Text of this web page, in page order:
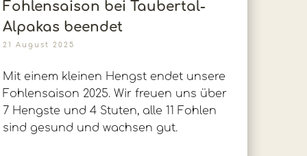
Fohlensaison bei Taubertal-
Alpakas beendet
21 August 2025
Mit einem kleinen Hengst endet unsere
Fohlensaison 2025. Wir freuen uns über
7 Hengste und 4 Stuten, alle 11 Fohlen
sind gesund und wachsen gut.